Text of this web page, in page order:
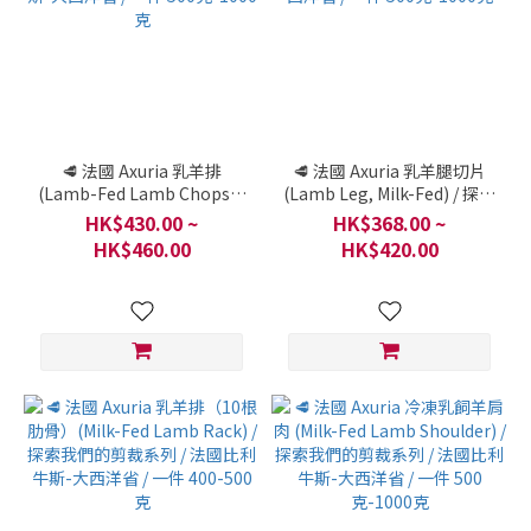
🥩 法國 Axuria 乳羊排
(Lamb-Fed Lamb Chops) /
探索我們的剪裁系列 / 法國比
利牛斯-大西洋省 / 一件 500
克-1000克
HK$430.00 ~
HK$460.00
🥩 法國 Axuria 乳羊腿切片
(Lamb Leg, Milk-Fed) / 探索
我們的剪裁系列 / 法國比利牛
斯-大西洋省 / 一件 500
克-1000克
HK$368.00 ~
HK$420.00